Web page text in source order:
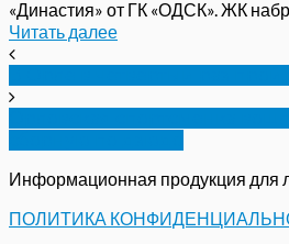
«Династия» от ГК «ОДСК». ЖК
Читать далее
Информационная продукция для
ПОЛИТИКА